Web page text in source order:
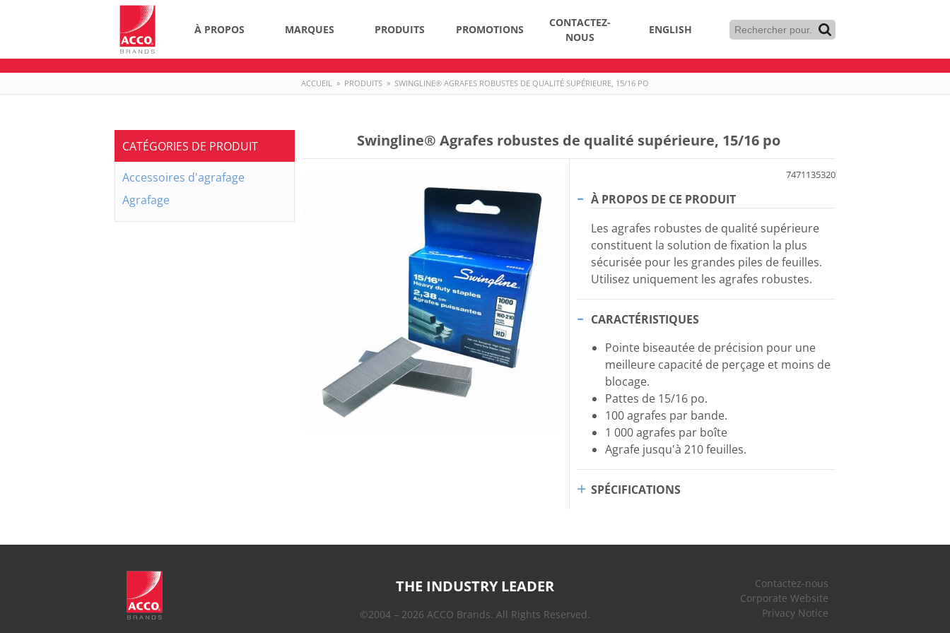
À PROPOS MARQUES PRODUITS PROMOTIONS
CONTACTEZ-
NOUS
ENGLISH
ACCUEIL » PRODUITS » SWINGLINE® AGRAFES ROBUSTES DE QUALITÉ SUPÉRIEURE, 15/16 PO
Swingline® Agrafes robustes de qualité supérieure, 15/16 po
7471135320
À PROPOS DE CE PRODUIT
Les agrafes robustes de qualité supérieure
constituent la solution de fixation la plus
sécurisée pour les grandes piles de feuilles.
Utilisez uniquement les agrafes robustes.
CARACTÉRISTIQUES
Pointe biseautée de précision pour une
meilleure capacité de perçage et moins de
blocage.
Pattes de 15/16 po.
100 agrafes par bande.
1 000 agrafes par boîte
Agrafe jusqu'à 210 feuilles.
SPÉCIFICATIONS
CATÉGORIES DE PRODUIT
Accessoires d'agrafage
Agrafage
THE INDUSTRY LEADER
©2004 – 2026 ACCO Brands. All Rights Reserved.
Contactez-nous
Corporate Website
Privacy Notice